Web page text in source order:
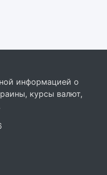
информацией о
курсы валют,